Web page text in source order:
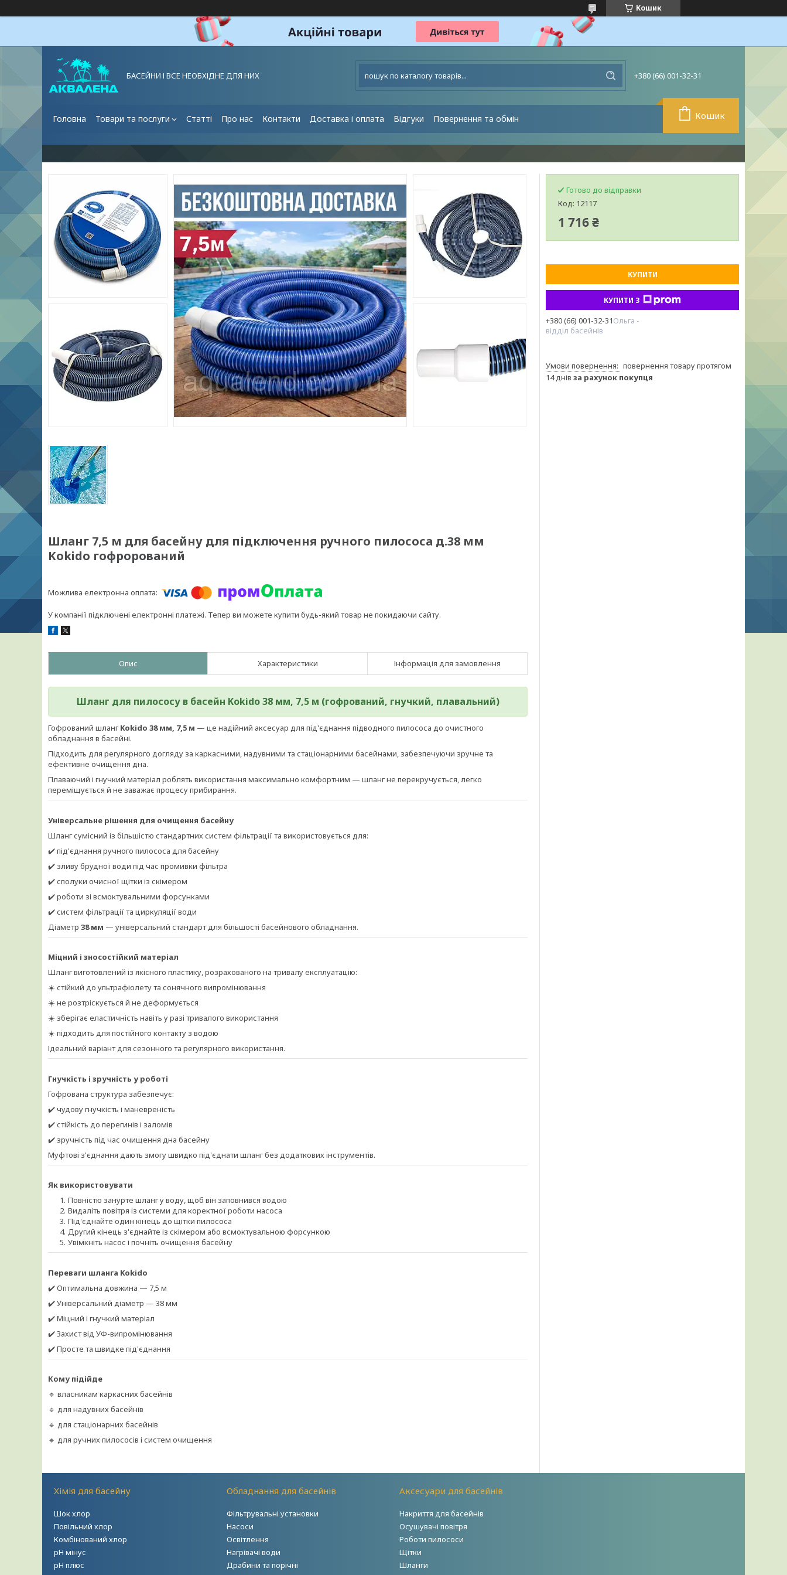
Кошик
БАСЕЙНИ І ВСЕ НЕОБХІДНЕ ДЛЯ НИХ +380 (66) 001-32-31
Головна Товари та послуги Статті Про нас Контакти Доставка і оплата Відгуки Повернення та обмін Кошик
Шланг 7,5 м для басейну для підключення ручного пилососа д.38 мм
Kokido гофрорований
У компанії підключені електронні платежі. Тепер ви можете купити будь-який товар не покидаючи сайту.
Опис Характеристики Інформація для замовлення
Шланг для пилососу в басейн Kokido 38 мм, 7,5 м (гофрований, гнучкий, плавальний)
Гофрований шлангKokido 38 мм, 7,5 м — це надійний аксесуар для під'єднання підводного пилососа до очистного
обладнання в басейні.
Підходить для регулярного догляду за каркасними, надувними та стаціонарними басейнами, забезпечуючи зручне та
ефективне очищення дна.
Плаваючий і гнучкий матеріал роблять використання максимально комфортним — шланг не перекручується, легко
переміщується й не заважає процесу прибирання.
Універсальне рішення для очищення басейну
Шланг сумісний із більшістю стандартних систем фільтрації та використовується для:
✔️ під'єднання ручного пилососа для басейну
✔️ зливу брудної води під час промивки фільтра
✔️ сполуки очисної щітки із скімером
✔️ роботи зі всмоктувальними форсунками
✔️ систем фільтрації та циркуляції води
Діаметр 38 мм — універсальний стандарт для більшості басейнового обладнання.
Міцний і зносостійкий матеріал
Шланг виготовлений із якісного пластику, розрахованого на тривалу експлуатацію:
☀️ стійкий до ультрафіолету та сонячного випромінювання
☀️ не розтріскується й не деформується
☀️ зберігає еластичність навіть у разі тривалого використання
☀️ підходить для постійного контакту з водою
Ідеальний варіант для сезонного та регулярного використання.
Гнучкість і зручність у роботі
Гофрована структура забезпечує:
✔️ чудову гнучкість і маневреність
✔️ стійкість до перегинів і заломів
✔️ зручність під час очищення дна басейну
Муфтові з'єднання дають змогу швидко під'єднати шланг без додаткових інструментів.
Як використовувати
Повністю занурте шланг у воду, щоб він заповнився водою
Видаліть повітря із системи для коректної роботи насоса
Під'єднайте один кінець до щітки пилососа
Другий кінець з'єднайте із скімером або всмоктувальною форсункою
Увімкніть насос і почніть очищення басейну
Переваги шланга Kokido
✔️ Оптимальна довжина — 7,5 м
✔️ Універсальний діаметр — 38 мм
✔️ Міцний і гнучкий матеріал
✔️ Захист від УФ-випромінювання
✔️ Просте та швидке під'єднання
Кому підійде
🔹 власникам каркасних басейнів
🔹 для надувних басейнів
🔹 для стаціонарних басейнів
🔹 для ручних пилососів і систем очищення
Готово до відправки
Код: 12117
1 716 ₴
КУПИТИ
КУПИТИ З
+380 (66) 001-32-31Ольга -
відділ басейнів
повернення товару протягом
14 днів за рахунок покупця
Хімія для басейну
Шок хлор
Повільний хлор
Комбінований хлор
рН мінус
рН плюс
Обладнання для басейнів
Фільтрувальні установки
Насоси
Освітлення
Нагрівачі води
Драбини та порічні
Аксесуари для басейнів
Накриття для басейнів
Осушувачі повітря
Роботи пилососи
Щітки
Шланги